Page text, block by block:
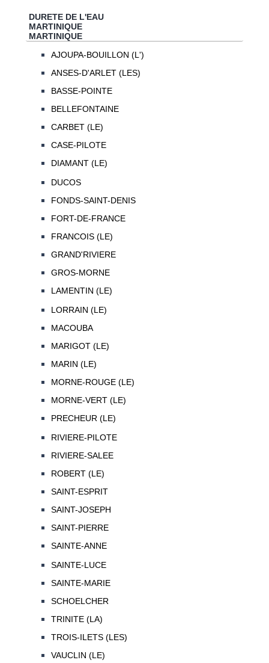
DURETE DE L'EAU
MARTINIQUE
MARTINIQUE
AJOUPA-BOUILLON (L')
ANSES-D'ARLET (LES)
BASSE-POINTE
BELLEFONTAINE
CARBET (LE)
CASE-PILOTE
DIAMANT (LE)
DUCOS
FONDS-SAINT-DENIS
FORT-DE-FRANCE
FRANCOIS (LE)
GRAND'RIVIERE
GROS-MORNE
LAMENTIN (LE)
LORRAIN (LE)
MACOUBA
MARIGOT (LE)
MARIN (LE)
MORNE-ROUGE (LE)
MORNE-VERT (LE)
PRECHEUR (LE)
RIVIERE-PILOTE
RIVIERE-SALEE
ROBERT (LE)
SAINT-ESPRIT
SAINT-JOSEPH
SAINT-PIERRE
SAINTE-ANNE
SAINTE-LUCE
SAINTE-MARIE
SCHOELCHER
TRINITE (LA)
TROIS-ILETS (LES)
VAUCLIN (LE)